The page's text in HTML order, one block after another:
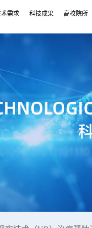
术需求 科技成果 高校院所